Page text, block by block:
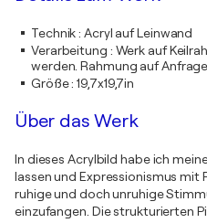
Technik:Acryl auf Leinwand
Verarbeitung : Werk auf
werden. Rahmung auf Anfrage.
Größe:19,7x19,7in
Über das Werk
In dieses Acrylbild habe ich
lassen und Expressionismus mit
ruhige und doch unruhige
einzufangen. Die strukturierten